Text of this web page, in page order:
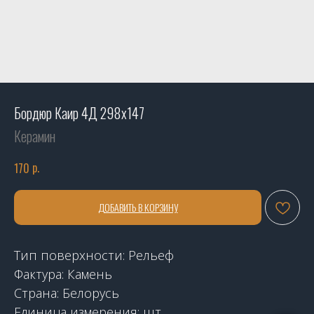
Бордюр Каир 4Д 298х147
Керамин
170 р.
ДОБАВИТЬ В КОРЗИНУ
Тип поверхности: Рельеф
Фактура: Камень
Страна: Белорусь